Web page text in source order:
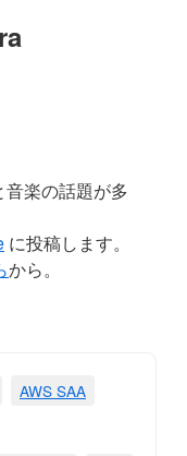
楽の話題が多
に投稿します。
から。
AWS SAA